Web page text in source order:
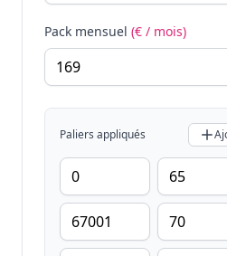
Pack mensuel (€ / mois)
Paliers appliqués